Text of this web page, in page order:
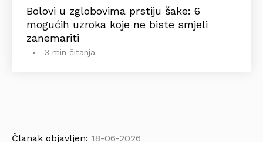
Bolovi u zglobovima prstiju šake: 6
mogućih uzroka koje ne biste smjeli
zanemariti
3 min čitanja
Članak objavljen: 18-06-2026